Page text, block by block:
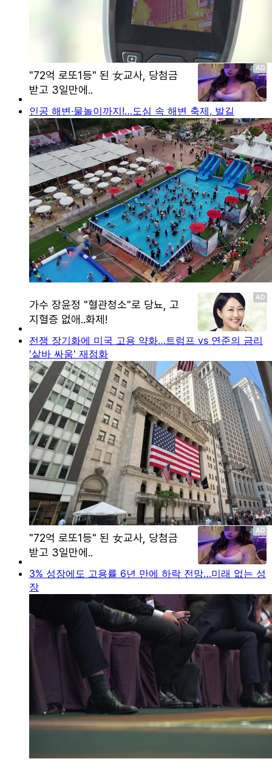
인공 해변·물놀이까지!…도심 속 해변 축제, 발길
전쟁 장기화에 미국 고용 약화…트럼프 vs 연준의 금리
'샅바 싸움' 재점화
3% 성장에도 고용률 6년 만에 하락 전망…미래 없는 성
장